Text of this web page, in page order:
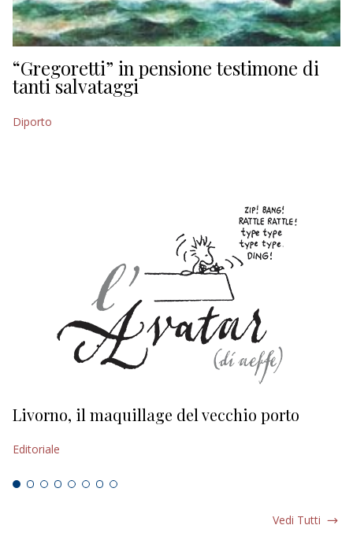
“Gregoretti” in pensione testimone di
tanti salvataggi
Diporto
Livorno, il maquillage del vecchio porto
Editoriale
Vedi Tutti